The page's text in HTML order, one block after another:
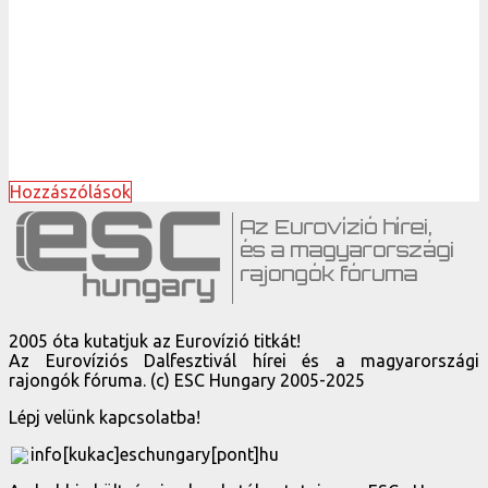
Hozzászólások
2005 óta kutatjuk az Eurovízió titkát!
Az Eurovíziós Dalfesztivál hírei és a magyarországi
rajongók fóruma. (c) ESC Hungary 2005-2025
Lépj velünk kapcsolatba!
info[kukac]eschungary[pont]hu